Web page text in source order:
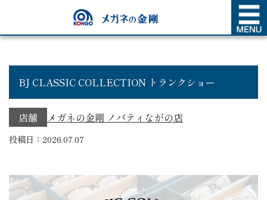
SHOP NEWS
BJ CLASSIC COLLECTION トランクショー
店舗 メガネの金剛 ノバティながの店
投稿日：2026.07.07